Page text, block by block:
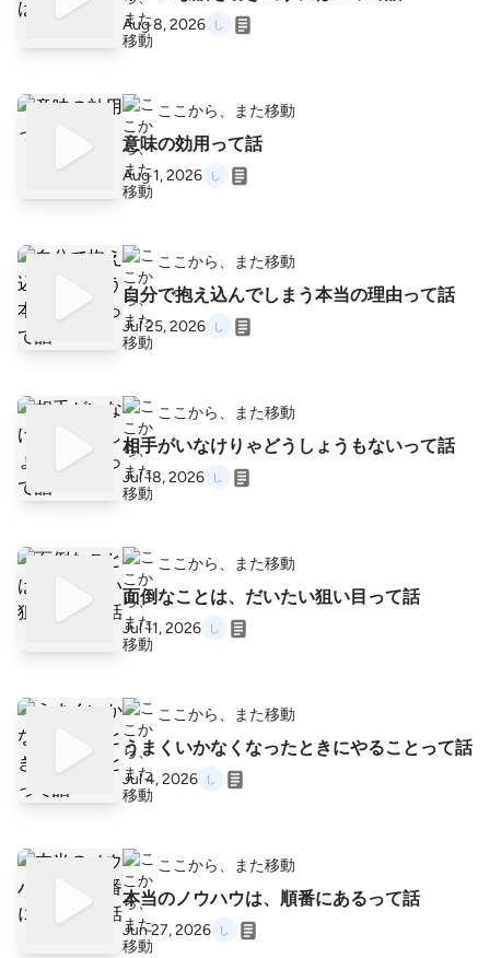
Aug 8, 2026
ここから、また移動
意味の効用って話
Aug 1, 2026
ここから、また移動
自分で抱え込んでしまう本当の理由って話
Jul 25, 2026
ここから、また移動
相手がいなけりゃどうしょうもないって話
Jul 18, 2026
ここから、また移動
面倒なことは、だいたい狙い目って話
Jul 11, 2026
ここから、また移動
うまくいかなくなったときにやることって話
Jul 4, 2026
ここから、また移動
本当のノウハウは、順番にあるって話
Jun 27, 2026